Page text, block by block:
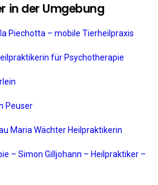
in der Umgebung
Piechotta – mobile Tierheilpraxis
für Psychotherapie
Peuser
Maria Wächter Heilpraktikerin
– Simon Gilljohann – Heilpraktiker –